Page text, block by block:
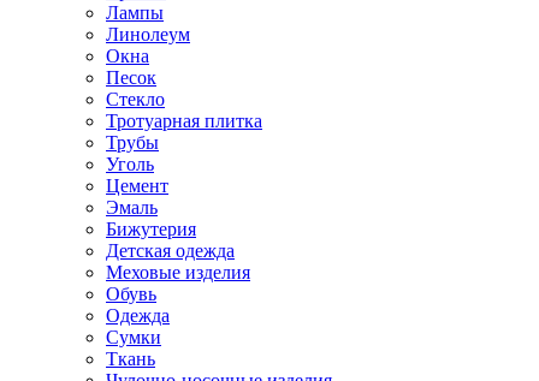
Лампы
Линолеум
Окна
Песок
Стекло
Тротуарная плитка
Трубы
Уголь
Цемент
Эмаль
Бижутерия
Детская одежда
Меховые изделия
Обувь
Одежда
Сумки
Ткань